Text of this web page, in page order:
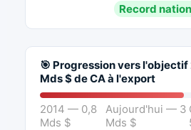
Record
🎯 Progression vers
Mds $ de CA à l'export
2014 — 0,8
Mds $
Aujourd'hui — 3
Mds $